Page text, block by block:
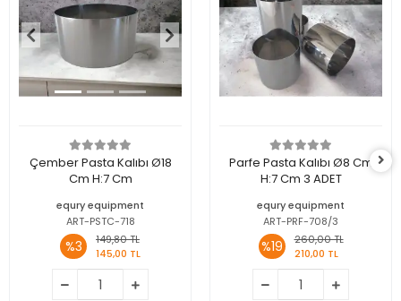
Çember Pasta Kalıbı Ø18
Cm H:7 Cm
equry equipment
ART-PSTC-718
%3
149,80 TL
145,00 TL
Parfe Pasta Kalıbı Ø8 Cm
H:7 Cm 3 ADET
equry equipment
ART-PRF-708/3
%19
260,00 TL
210,00 TL